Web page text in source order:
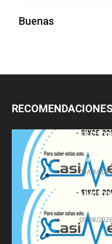
Buenas
FSE
plazas
tras...
09/08/2026
MIR
de
09/08/2026